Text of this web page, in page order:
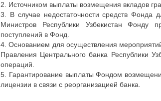
2. Источником выплаты возмещения вкладов
3. В случае недостаточности средств
Министров Республики Узбекистан Фонду
поступлений в Фонд.
4. Основанием для осуществления
Правления Центрального банка Республики
операций.
5. Гарантирование выплаты Фондом
лицензии в связи с реорганизацией банка.